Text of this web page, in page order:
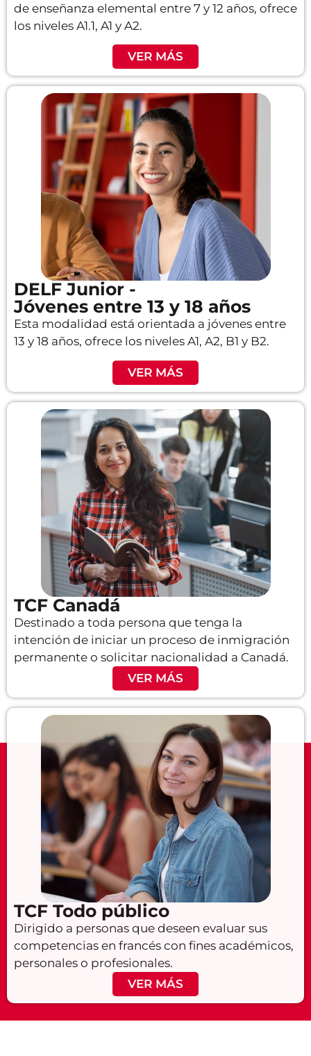
de enseñanza elemental entre 7 y 12 años, ofrece
los niveles A1.1, A1 y A2.
VER MÁS
DELF Junior -
Jóvenes entre 13 y 18 años
Esta modalidad está orientada a jóvenes entre
13 y 18 años, ofrece los niveles A1, A2, B1 y B2.
VER MÁS
TCF Canadá
Destinado a toda persona que tenga la
intención de iniciar un proceso de inmigración
permanente o solicitar nacionalidad a Canadá.
VER MÁS
TCF Todo público
Dirigido a personas que deseen evaluar sus
competencias en francés con fines académicos,
personales o profesionales.
VER MÁS